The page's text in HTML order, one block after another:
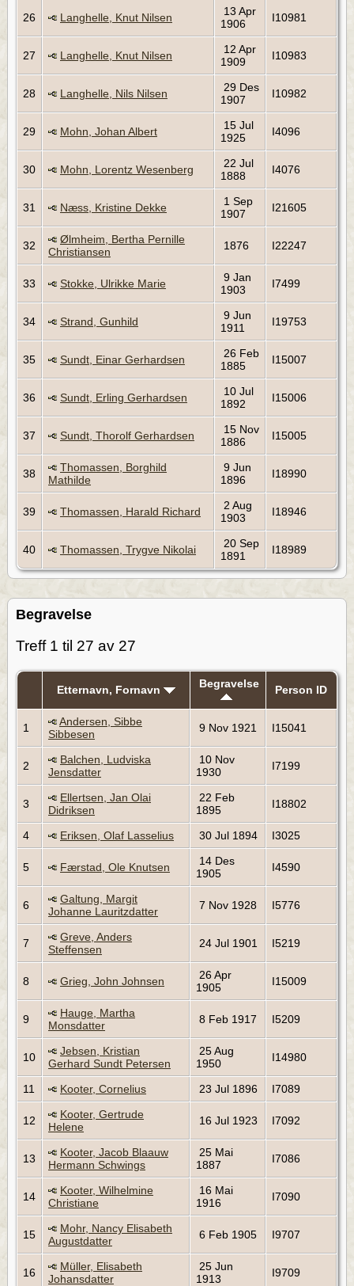
26 Langhelle, Knut Nilsen
13 Apr
1906
I10981
27 Langhelle, Knut Nilsen
12 Apr
1909
I10983
28 Langhelle, Nils Nilsen
29 Des
1907
I10982
29 Mohn, Johan Albert
15 Jul
1925
I4096
30 Mohn, Lorentz Wesenberg
22 Jul
1888
I4076
31 Næss, Kristine Dekke
1 Sep
1907
I21605
32
Ølmheim, Bertha Pernille
Christiansen
1876 I22247
33 Stokke, Ulrikke Marie
9 Jan
1903
I7499
34 Strand, Gunhild
9 Jun
1911
I19753
35 Sundt, Einar Gerhardsen
26 Feb
1885
I15007
36 Sundt, Erling Gerhardsen
10 Jul
1892
I15006
37 Sundt, Thorolf Gerhardsen
15 Nov
1886
I15005
38
Thomassen, Borghild
Mathilde
9 Jun
1896
I18990
39 Thomassen, Harald Richard
2 Aug
1903
I18946
40 Thomassen, Trygve Nikolai
20 Sep
1891
I18989
Begravelse
Treff 1 til 27 av 27
Etternavn, Fornavn Begravelse Person ID
1
Andersen, Sibbe
Sibbesen
9 Nov 1921 I15041
2
Balchen, Ludviska
Jensdatter
10 Nov
1930
I7199
3
Ellertsen, Jan Olai
Didriksen
22 Feb
1895
I18802
4 Eriksen, Olaf Lasselius 30 Jul 1894 I3025
5 Færstad, Ole Knutsen
14 Des
1905
I4590
6
Galtung, Margit
Johanne Lauritzdatter
7 Nov 1928 I5776
7
Greve, Anders
Steffensen
24 Jul 1901 I5219
8 Grieg, John Johnsen
26 Apr
1905
I15009
9
Hauge, Martha
Monsdatter
8 Feb 1917 I5209
10
Jebsen, Kristian
Gerhard Sundt Petersen
25 Aug
1950
I14980
11 Kooter, Cornelius 23 Jul 1896 I7089
12
Kooter, Gertrude
Helene
16 Jul 1923 I7092
13
Kooter, Jacob Blaauw
Hermann Schwings
25 Mai
1887
I7086
14
Kooter, Wilhelmine
Christiane
16 Mai
1916
I7090
15
Mohr, Nancy Elisabeth
Augustdatter
6 Feb 1905 I9707
16
Müller, Elisabeth
Johansdatter
25 Jun
1913
I9709